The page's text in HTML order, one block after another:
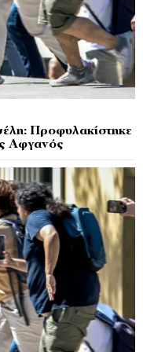
Προφυλακίστηκε
Αφγανός